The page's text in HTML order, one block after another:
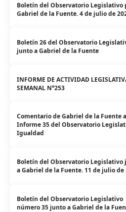
Boletín del Observatorio Legislativo
Gabriel de la Fuente. 4 de julio de
Boletín 26 del Observatorio
junto a Gabriel de la Fuente
INFORME DE ACTIVIDAD
SEMANAL N°253
Comentario de Gabriel de la Fuente
Informe 35 del Observatorio
Igualdad
Boletín del Observatorio Legislativo
a Gabriel de la Fuente. 11 de julio de
Boletín del Observatorio Legislativo
número 35 junto a Gabriel de la